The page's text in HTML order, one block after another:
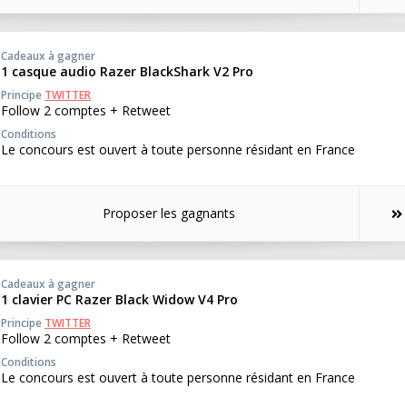
Cadeaux à gagner
1 casque audio Razer BlackShark V2 Pro
Principe TWITTER
Follow 2 comptes + Retweet
Conditions
Le concours est ouvert à toute personne résidant en France
Proposer les gagnants
Cadeaux à gagner
1 clavier PC Razer Black Widow V4 Pro
Principe TWITTER
Follow 2 comptes + Retweet
Conditions
Le concours est ouvert à toute personne résidant en France